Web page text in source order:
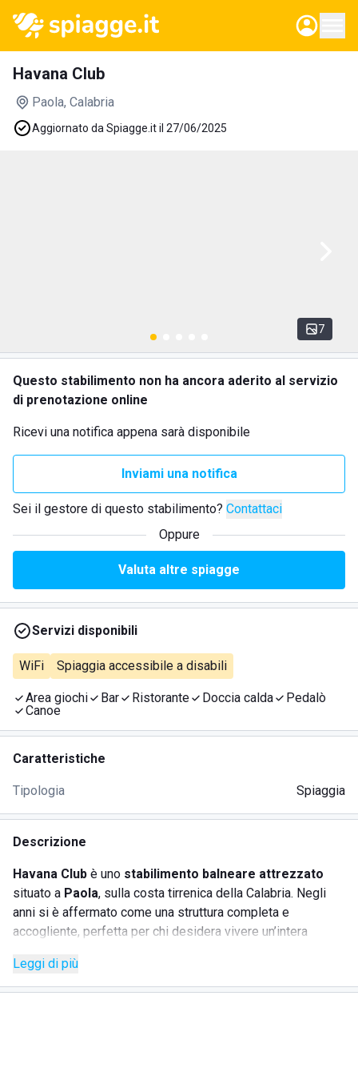
Havana Club
Paola, Calabria
Aggiornato da Spiagge.it il 27/06/2025
7
Questo stabilimento non ha ancora aderito al servizio
di prenotazione online
Ricevi una notifica appena sarà disponibile
Inviami una notifica
Sei il gestore di questo stabilimento? Contattaci
Oppure
Valuta altre spiagge
Servizi disponibili
WiFi Spiaggia accessibile a disabili
Area giochi Bar Ristorante Doccia calda
Pedalò
Canoe
Caratteristiche
Tipologia Spiaggia
Descrizione
Havana Club è uno stabilimento balneare attrezzato
situato a Paola, sulla costa tirrenica della Calabria. Negli
anni si è affermato come una struttura completa e
accogliente, perfetta per chi desidera vivere un’intera
buona cucina e divertimento.
Leggi di più